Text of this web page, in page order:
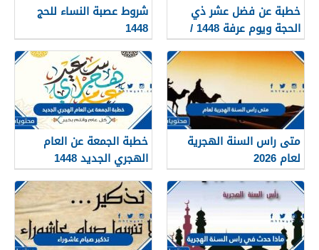
خطبة عن فضل عشر ذي
الحجة ويوم عرفة 1448 /
2026
شروط عصبة النساء للحج
1448
متى راس السنة الهجرية
لعام 2026
خطبة الجمعة عن العام
الهجري الجديد 1448